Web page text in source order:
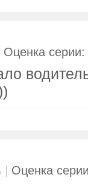
Оценка серии:
| Оценка